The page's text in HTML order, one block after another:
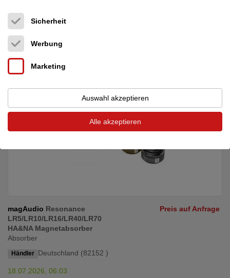
25.07.2026, 11:05
Die ultimativen Untersetzer für Highend-Geräte mit zurecht
großer Resonanz im Netz und unvergleichlicher ...
magAudio Resonance
LR5/LR10/LR16/LR40/LR70
HA&NA Magnetabsorber
Absorber
Händler Deutschland (82152 )
Preis auf Anfrage
18.07.2026, 06:03
Sicherheit
Werbung
Marketing
Auswahl akzeptieren
Alle akzeptieren